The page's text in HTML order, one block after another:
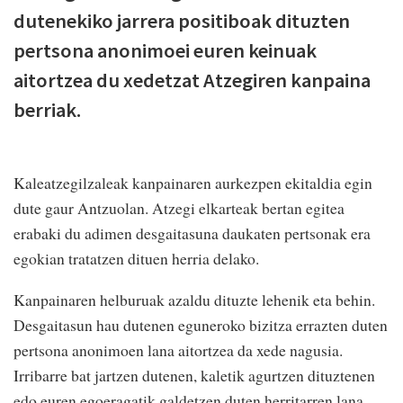
dutenekiko jarrera positiboak dituzten
pertsona anonimoei euren keinuak
aitortzea du xedetzat Atzegiren kanpaina
berriak.
Kaleatzegilzaleak kanpainaren aurkezpen ekitaldia egin
dute gaur Antzuolan. Atzegi elkarteak bertan egitea
erabaki du adimen desgaitasuna daukaten pertsonak era
egokian tratatzen dituen herria delako.
Kanpainaren helburuak azaldu dituzte lehenik eta behin.
Desgaitasun hau dutenen eguneroko bizitza errazten duten
pertsona anonimoen lana aitortzea da xede nagusia.
Irribarre bat jartzen dutenen, kaletik agurtzen dituztenen